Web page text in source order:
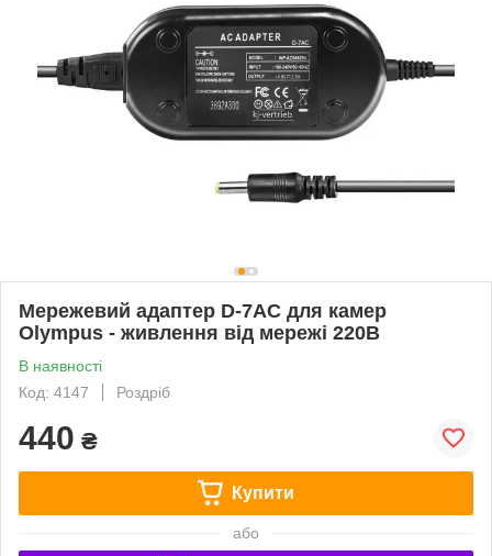
Мережевий адаптер D-7AC для камер
Olympus - живлення від мережі 220В
В наявності
Код: 4147
Роздріб
440 ₴
Купити
або